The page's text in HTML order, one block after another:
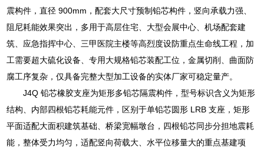
震构件，直径 900mm，配套大尺寸预制铅芯构件，竖向承载力强、
阻尼耗能效果突出，多用于高层住宅、大型会展中心、机场配套建
筑、应急指挥中心、三甲医院主楼等高烈度设防重点生命线工程，加
工需要超大硫化设备、专用大规格铅芯装配工位，金属切削、曲面防
腐工序复杂，仅具备完整大型加工设备的实体厂家可稳定量产。
J4Q 铅芯橡胶支座为矩形多铅芯隔震构件，型号标识含义为矩形
结构、内部四根铅芯耗能元件，区别于单铅芯圆形 LRB 支座，矩形
平面适配大面积建筑基础、桥梁宽幅墩台，四根铅芯同步分担地震耗
能，整体受力均匀，适配竖向荷载大、水平位移量大的重点基建项